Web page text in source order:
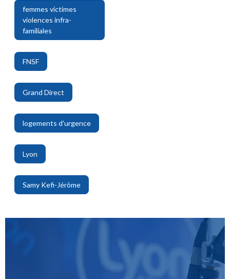
femmes victimes
violences infra-
familiales
,
FNSF
,
Grand Direct
,
logements d'urgence
,
Lyon
,
Samy Kefi-Jérôme